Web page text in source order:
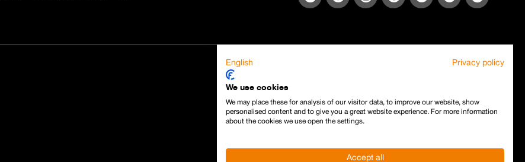
English Privacy policy
We use cookies
We may place these for analysis of our visitor data, to improve our website, show
personalised content and to give you a great website experience. For more information
about the cookies we use open the settings.
Accept all